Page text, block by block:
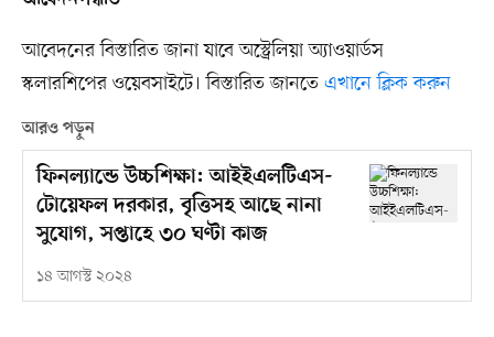
আবেদনের বিস্তারিত জানা যাবে ‌অস্ট্রেলিয়া অ্যাওয়ার্ডস
স্কলারশিপের ওয়েবসাইটে। বিস্তারিত জানতে এখানে ক্লিক করুন
আরও পড়ুন
ফিনল্যান্ডে উচ্চশিক্ষা: আইইএলটিএস-
টোয়েফল দরকার, বৃত্তিসহ আছে নানা
সুযোগ, সপ্তাহে ৩০ ঘণ্টা কাজ
১৪ আগস্ট ২০২৪